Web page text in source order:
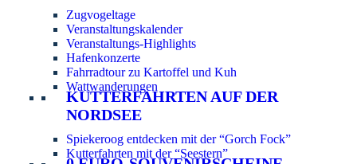
Zugvogeltage
Veranstaltungskalender
Veranstaltungs-Highlights
Hafenkonzerte
Fahrradtour zu Kartoffel und Kuh
Wattwanderungen
KUTTERFAHRTEN AUF DER
NORDSEE
Spiekeroog entdecken mit der “Gorch Fock”
Kutterfahrten mit der “Seestern”